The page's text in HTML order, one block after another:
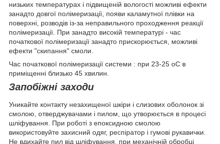
низьких температурах і підвищеній вологості можливі ефекти
занадто довгої полімеризації, появи каламутної плівки на
поверхні, розводів із-за неправильного проходження реакції
полімеризації. При занадто високій температурі - час
початкової полімеризації занадто прискорюється, можливі
ефекти "скипання" смоли.
Час початкової полімеризації системи : при 23-25 оС в
приміщенні близько 45 хвилин.
Запобіжні заходи
Уникайте контакту незахищеної шкіри і слизових оболонок зі
смолою, отверджувачами і пилом, що утворюється в процесі
шліфування. При роботі з епоксидною смолою
використовуйте захисний одяг, респіратор і гумові рукавички.
Не вдихайте пил від шліфування, при механічній обробці